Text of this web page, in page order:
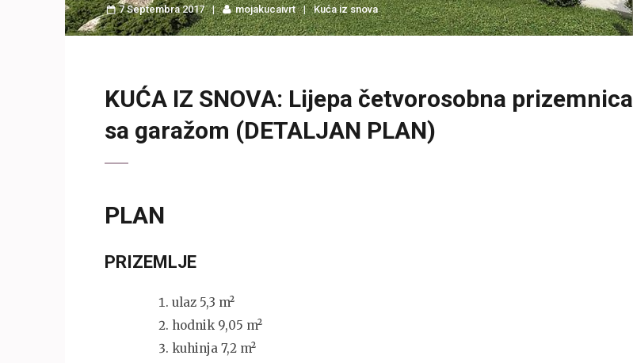
7 Septembra 2017 mojakucaivrt Kuća iz snova
KUĆA IZ SNOVA: Lijepa četvorosobna prizemnica
sa garažom (DETALJAN PLAN)
PLAN
PRIZEMLJE
ulaz 5,3 m²
hodnik 9,05 m²
kuhinja 7,2 m²